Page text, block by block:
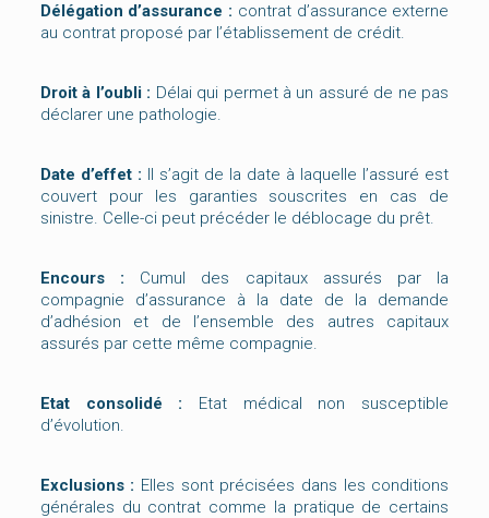
Délégation d’assurance : contrat d’assurance externe
au contrat proposé par l’établissement de crédit.
Droit à l’oubli : Délai qui permet à un assuré de ne pas
déclarer une pathologie.
Date d’effet : Il s’agit de la date à laquelle l’assuré est
couvert pour les garanties souscrites en cas de
sinistre. Celle-ci peut précéder le déblocage du prêt.
Encours : Cumul des capitaux assurés par la
compagnie d’assurance à la date de la demande
d’adhésion et de l’ensemble des autres capitaux
assurés par cette même compagnie.
Etat consolidé : Etat médical non susceptible
d’évolution.
Exclusions : Elles sont précisées dans les conditions
générales du contrat comme la pratique de certains